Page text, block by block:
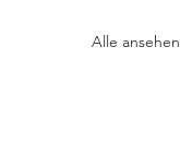
Alle ansehen